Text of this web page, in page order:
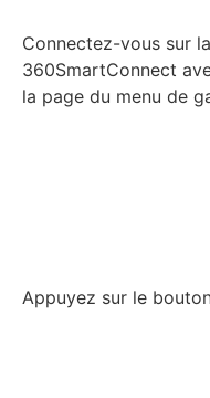
Connectez-vous sur
360SmartConnect
la page du menu de
Appuyez sur le